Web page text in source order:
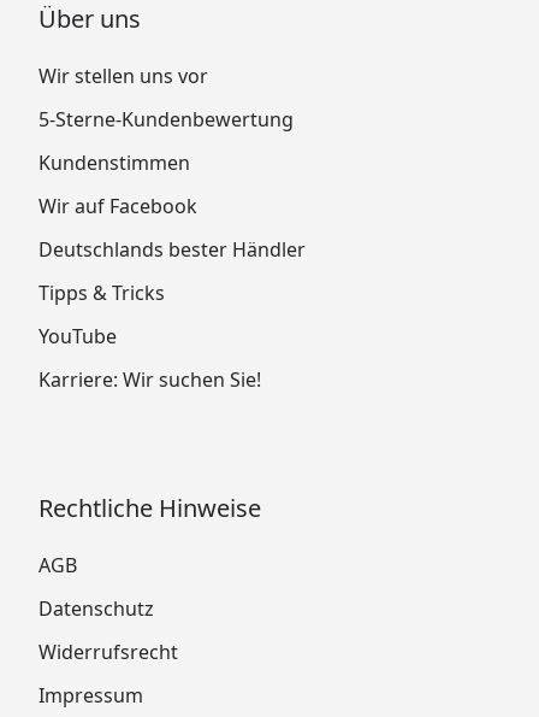
Über uns
Wir stellen uns vor
5-Sterne-Kundenbewertung
Kundenstimmen
Wir auf Facebook
Deutschlands bester Händler
Tipps & Tricks
YouTube
Karriere: Wir suchen Sie!
Rechtliche Hinweise
AGB
Datenschutz
Widerrufsrecht
Impressum